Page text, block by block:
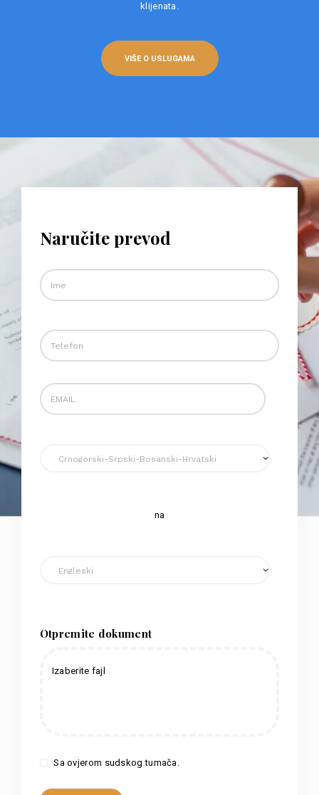
klijenata.
VIŠE O USLUGAMA
Naručite prevod
na
Otpremite dokument
Izaberite fajl
Sa ovjerom sudskog tumača.